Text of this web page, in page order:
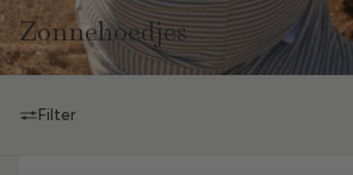
Zonnehoedjes
Filter